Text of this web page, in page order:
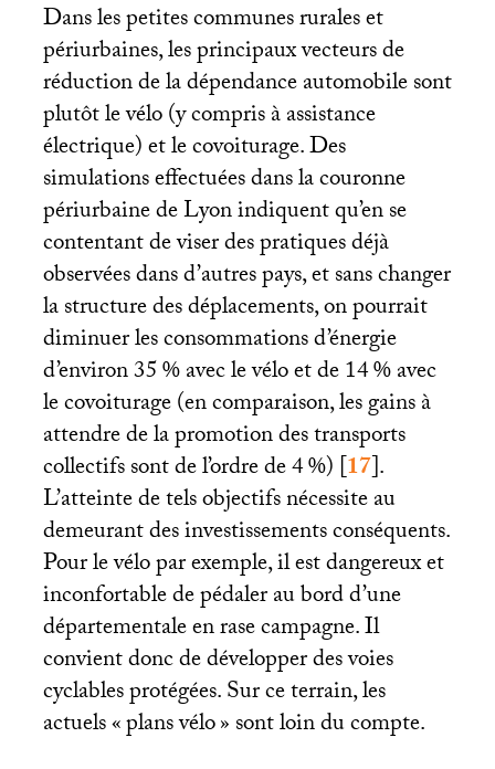
Dans les petites communes rurales et
périurbaines, les principaux vecteurs de
réduction de la dépendance automobile sont
plutôt le vélo (y compris à assistance
électrique) et le covoiturage. Des
simulations effectuées dans la couronne
périurbaine de Lyon indiquent qu’en se
contentant de viser des pratiques déjà
observées dans d’autres pays, et sans changer
la structure des déplacements, on pourrait
diminuer les consommations d’énergie
d’environ 35% avec le vélo et de 14% avec
le covoiturage (en comparaison, les gains à
attendre de la promotion des transports
collectifs sont de l’ordre de 4%)[17].
L’atteinte de tels objectifs nécessite au
demeurant des investissements conséquents.
Pour le vélo par exemple, il est dangereux et
inconfortable de pédaler au bord d’une
départementale en rase campagne. Il
convient donc de développer des voies
cyclables protégées. Sur ce terrain, les
actuels «plans vélo» sont loin du compte.